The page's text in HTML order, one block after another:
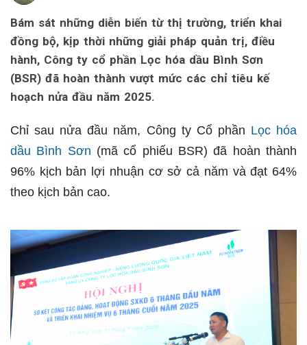
Bám sát những diễn biến từ thị trường, triển khai
đồng bộ, kịp thời những giải pháp quản trị, điều
hành, Công ty cổ phần Lọc hóa dầu Bình Sơn
(BSR) đã hoàn thành vượt mức các chỉ tiêu kế
hoạch nửa đầu năm 2025.
Chỉ sau nửa đầu năm, Công ty Cổ phần Lọc hóa
dầu Bình Sơn (mã cổ phiếu BSR) đã hoàn thành
96% kịch bản lợi nhuận cơ sở cả năm và đạt 64%
theo kịch bản cao.